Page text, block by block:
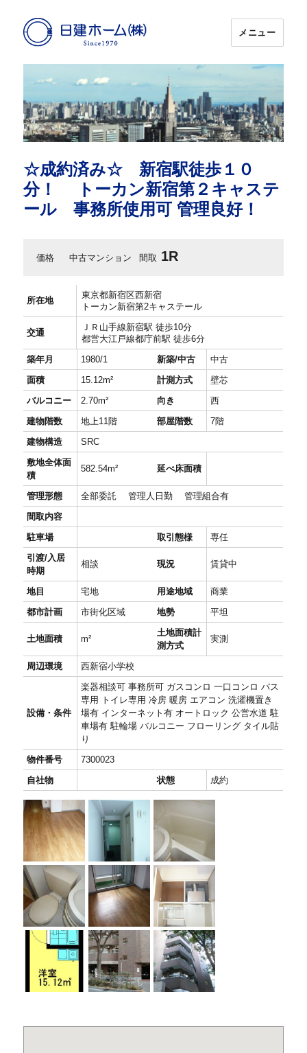
日建ホーム
メニュー
☆成約済み☆ 新宿駅徒歩１０
分！ トーカン新宿第２キャステ
ール 事務所使用可 管理良好！
価格 中古マンション 間取 1R
所在地
東京都新宿区西新宿
トーカン新宿第2キャステール
交通
ＪＲ山手線新宿駅 徒歩10分
都営大江戸線都庁前駅 徒歩6分
築年月
1980/1 新築/中古
中古
面積
15.12m² 計測方式
壁芯
バルコニー
2.70m² 向き
西
建物階数
地上11階 部屋階数
7階
建物構造
SRC
敷地全体面
積
582.54m² 延べ床面積
管理形態
全部委託 管理人日勤 管理組合有
間取内容
駐車場
取引態様
専任
引渡/入居
時期
相談 現況 賃貸中
地目 宅地 用途地域
商業
都市計画
市街化区域 地勢 平坦
土地面積 m²
土地面積計
測方式
実測
周辺環境 西新宿小学校
設備・条件
楽器相談可 事務所可 ガスコンロ 一口コンロ バス
専用 トイレ専用 冷房 暖房 エアコン 洗濯機置き
場有 インターネット有 オートロック 公営水道 駐
車場有 駐輪場 バルコニー フローリング タイル貼
り
物件番号
7300023
自社物
状態 成約